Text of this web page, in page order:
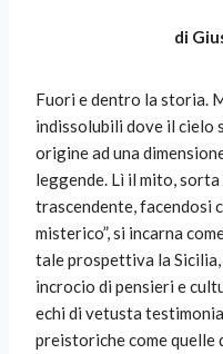
di
Fuori e dentro la storia.
indissolubili dove il cielo
origine ad una
leggende. Lì il mito, sorta
trascendente, facendosi
misterico”, si incarna
tale prospettiva la
incrocio di pensieri e
echi di vetusta
preistoriche come quelle